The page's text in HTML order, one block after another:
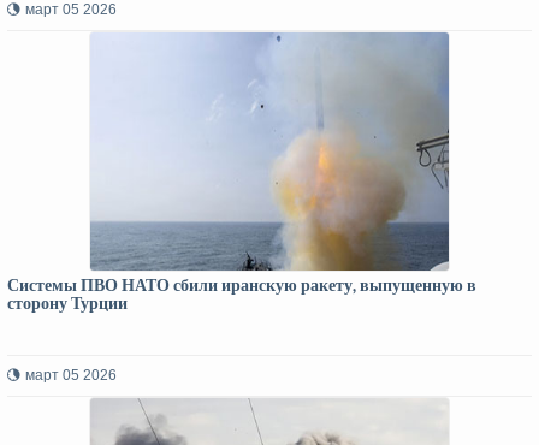
март 05 2026
Системы ПВО НАТО сбили иранскую ракету, выпущенную в
сторону Турции
март 05 2026